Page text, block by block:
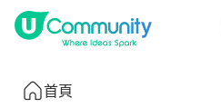
首頁